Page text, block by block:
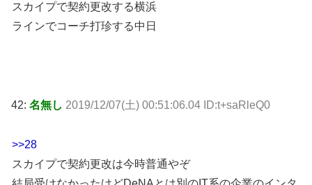
スカイプで契約更改する横浜
ラインでコーチ打珍する中日
42: 名無し 2019/12/07(土) 00:51:06.04 ID:t+saRleQ0
>>28
スカイプで契約更改は今時普通やぞ